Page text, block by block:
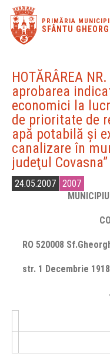
PRIMĂRIA
SFÂNTU
HOTĂRÂREA
aprobarea
economici la
de prioritate de
apă potabilă şi
canalizare în
judeţul Covasna”
24.05.2007 2007
RO 520008
str. 1 Decembrie